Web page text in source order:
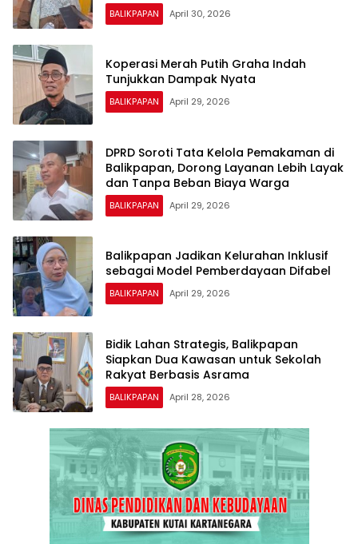
BALIKPAPAN April 30, 2026
Koperasi Merah Putih Graha Indah
Tunjukkan Dampak Nyata
BALIKPAPAN April 29, 2026
DPRD Soroti Tata Kelola Pemakaman di
Balikpapan, Dorong Layanan Lebih Layak
dan Tanpa Beban Biaya Warga
BALIKPAPAN April 29, 2026
Balikpapan Jadikan Kelurahan Inklusif
sebagai Model Pemberdayaan Difabel
BALIKPAPAN April 29, 2026
Bidik Lahan Strategis, Balikpapan
Siapkan Dua Kawasan untuk Sekolah
Rakyat Berbasis Asrama
BALIKPAPAN April 28, 2026